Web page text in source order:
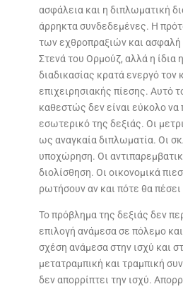
ασφάλεια και η διπλωματική
άρρηκτα συνδεδεμένες. Η
των εχθροπραξιών και ασφαλή
Στενά του Ορμούζ, αλλά η ίδια
διαδικασίας κρατά ενεργό τον
επιχειρησιακής πίεσης. Αυτό
καθεστώς δεν είναι εύκολο να
εσωτερικό της δεξιάς. Οι
ως αναγκαία διπλωματία. Οι
υποχώρηση. Οι
διολίσθηση. Οι οικονομικά
ρωτήσουν αν και πότε θα πέσει
Το πρόβλημα της δεξιάς δεν
επιλογή ανάμεσα σε πόλεμο
σχέση ανάμεσα στην ισχύ και
μετατραμπική και τραμπική
δεν απορρίπτει την ισχύ.